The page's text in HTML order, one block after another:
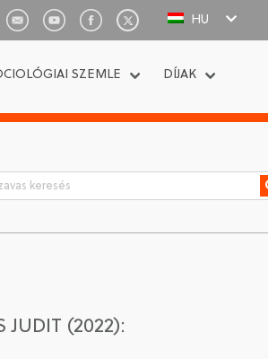
HU
SZEMLE DÍJAK
JUDIT (2022):